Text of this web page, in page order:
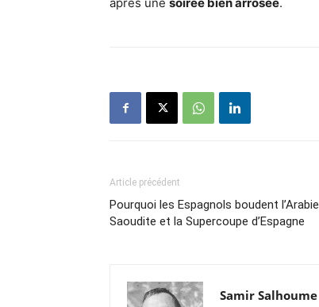
Article précédent
Pourquoi les Espagnols boudent l’Arabie
Saoudite et la Supercoupe d’Espagne
Samir Salhoume